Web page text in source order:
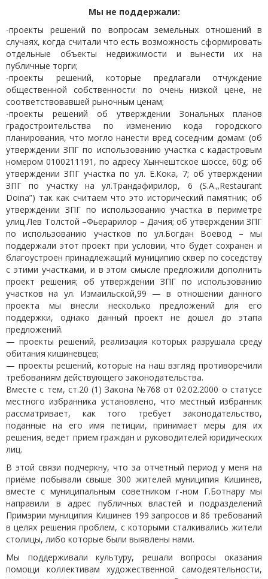
Мы не поддержали:
-проекты решений по вопросам земельных отношений в
случаях, когда считали что есть возможность сформировать
отдельные объекты недвижимости и вынести их на
публичные торги;
-проекты решений, которые предлагали отчуждение
общественной собственности по очень низкой цене, не
соответствовавшей рыночным ценам;
-проекты решений об утверждении Зональных планов
градостроительства по изменению кода городского
планирования, что могло нанести вред соседним домам: (об
утверждении ЗПГ по использованию участка с кадастровым
номером 0100211191, по адресу Хынчештское шоссе, 60g; об
утверждении ЗПГ участка по ул. Е.Кока, 7; об утверждении
ЗПГ по участку на ул.Трандафирилор, 6 (S.A.„Restaurant
Doina”) так как считаем что это исторический памятник; об
утверждении ЗПГ по использованию участка в периметре
улиц Лев Толстой –Фьерарилор – Дачия; об утверждении ЗПГ
по использованию участков по ул.Богдан Воевод – мы
поддержали этот проект при условии, что будет сохранен и
благоустроен принадлежащий муниципию сквер по соседству
с этими участками, и в этом смысле предложили дополнить
проект решения; об утверждении ЗПГ по использованию
участков на ул. Измаильской,99 — в отношении данного
проекта мы внесли несколько предложений для его
поддержки, однако данный проект не дошел до этапа
предложений.
— проекты решений, реализация которых разрушала среду
обитания кишиневцев;
— проекты решений, которые на наш взгляд противоречили
требованиям действующего законодательства.
Вместе с тем, ст.20 (1) Закона №768 от 02.02.2000 о статусе
местного избранника установлено, что местный избранник
рассматривает, как того требует законодательство,
поданные на его имя петиции, принимает меры для их
решения, ведет прием граждан и руководителей юридических
лиц.
В этой связи подчеркну, что за отчетный период у меня на
приёме побывали свыше 300 жителей муниципия Кишинев,
вместе с муниципальным советником г-ном Г.Ботнару мы
направили в адрес публичных властей и подразделений
Примэрии муниципия Кишинев 199 запросов и 86 требований
в целях решения проблем, с которыми сталкивались жители
столицы, либо которые были выявлены нами.
Мы поддерживали культуру, решали вопросы оказания
помощи коллективам художественной самодеятельности,